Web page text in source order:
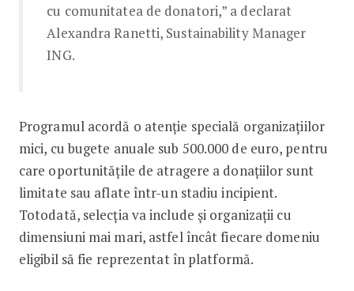
cu comunitatea de donatori,” a declarat
Alexandra Ranetti, Sustainability Manager
ING.
Programul acordă o atenție specială organizațiilor
mici, cu bugete anuale sub 500.000 de euro, pentru
care oportunitățile de atragere a donațiilor sunt
limitate sau aflate într-un stadiu incipient.
Totodată, selecția va include și organizații cu
dimensiuni mai mari, astfel încât fiecare domeniu
eligibil să fie reprezentat în platformă.